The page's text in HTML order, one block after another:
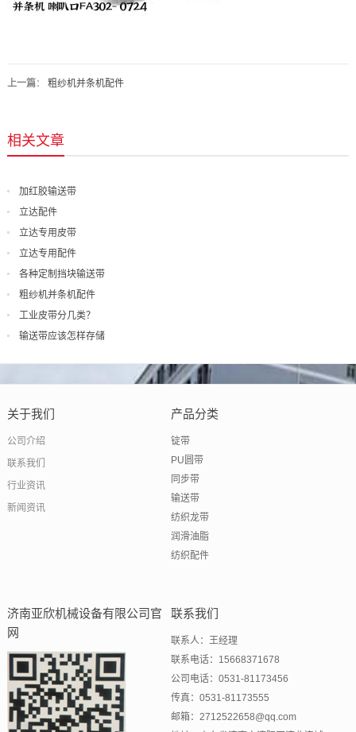
上一篇： 粗纱机并条机配件
相关文章
加红胶输送带
立达配件
立达专用皮带
立达专用配件
各种定制挡块输送带
粗纱机并条机配件
工业皮带分几类？
输送带应该怎样存储
关于我们
公司介绍
联系我们
行业资讯
新闻资讯
产品分类
锭带
PU圆带
同步带
输送带
纺织龙带
润滑油脂
纺织配件
济南亚欣机械设备有限公司官
网
联系我们
联系人：王经理
联系电话：15668371678
公司电话：0531-81173456
传真：0531-81173555
邮箱：2712522658@qq.com